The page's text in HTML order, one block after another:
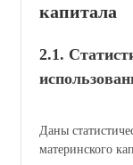
капитала
2.1.
Даны
материнского